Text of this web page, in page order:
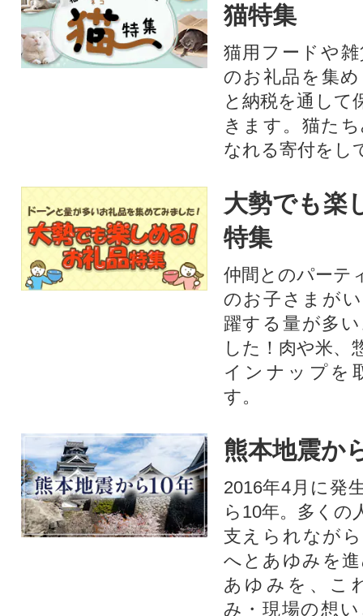
猫特集
猫用フードや
のお礼品を集
と納税を通して
きます。猫た
なれる寄付をし
大勢でも楽
特集
仲間とのパーテ
のお子さまが
躍する量が多
した！肉や米、
インナップを
す。
熊本地震か
2016年4月に発
ら10年。多くの
支えられなが
へとあゆみを
あゆみを、こ
み・現場の想